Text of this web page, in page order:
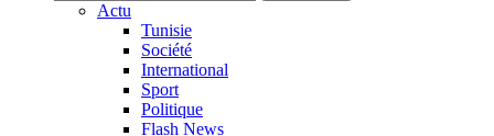
Actu
Tunisie
Société
International
Sport
Politique
Flash News